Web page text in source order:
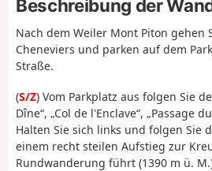
Beschreibung der
Nach dem Weiler Mont Piton gehen
Cheneviers und parken auf dem
Straße.
(S/Z) Vom Parkplatz aus folgen Sie
Dîne“, „Col de l'Enclave“, „Passage
Halten Sie sich links und folgen Sie
einem recht steilen Aufstieg zur
Rundwanderung führt (1390 m ü.